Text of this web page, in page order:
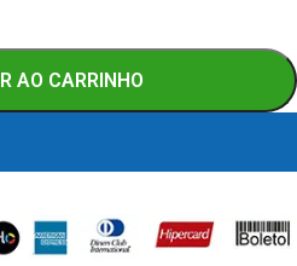
AO CARRINHO